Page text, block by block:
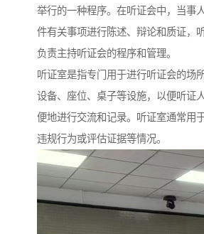
举行的一种程序。在听证会中，当事
件有关事项进行陈述、辩论和质证，
负责主持听证会的程序和管理。
听证室是指专门用于进行听证会的场
设备、座位、桌子等设施，以便听证
便地进行交流和记录。听证室通常用
违规行为或评估证据等情况。